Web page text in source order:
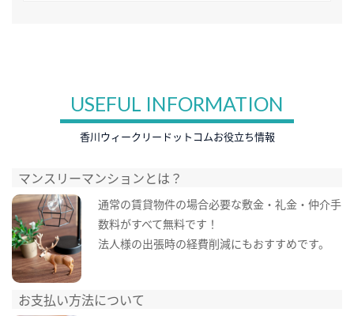
USEFUL INFORMATION
香川ウィークリードットコムお役立ち情報
マンスリーマンションとは？
通常の賃貸物件の場合必要な敷金・礼金・仲介手
数料がすべて無料です！
法人様の出張時の経費削減にもおすすめです。
お支払い方法について